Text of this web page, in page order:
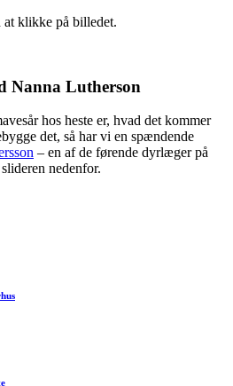
klikke på billedet.
Nanna Lutherson
hos heste er, hvad det kommer
det, så har vi en spændende
– en af de førende dyrlæger på
nedenfor.